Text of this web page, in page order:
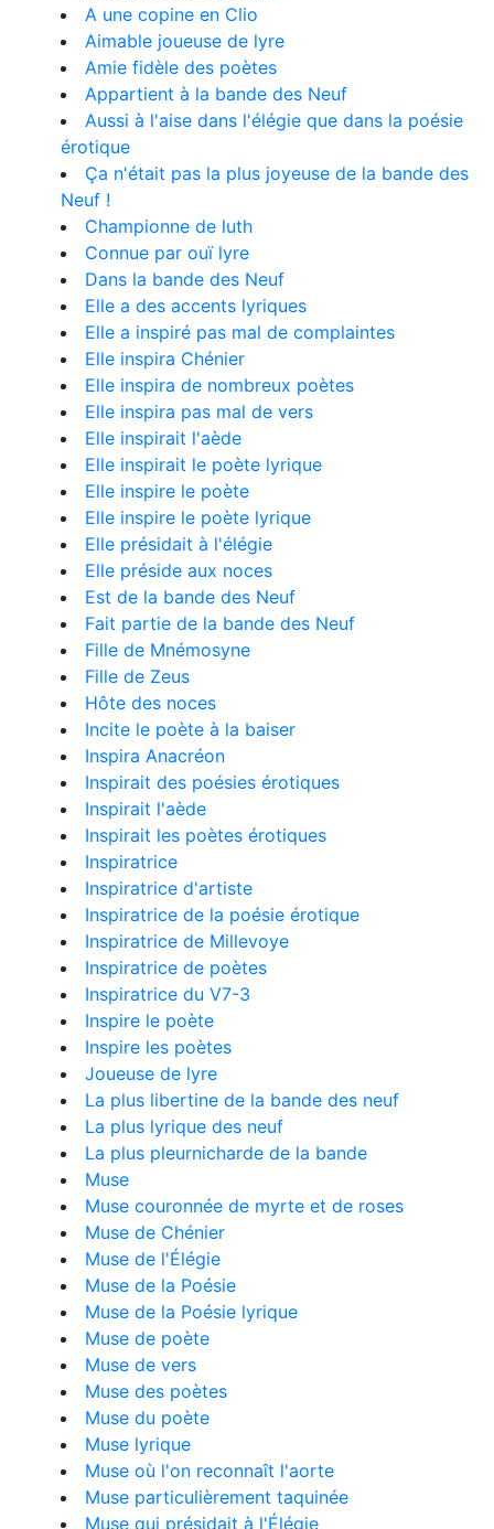
A une copine en Clio
Aimable joueuse de lyre
Amie fidèle des poètes
Appartient à la bande des Neuf
Aussi à l'aise dans l'élégie que dans la poésie
érotique
Ça n'était pas la plus joyeuse de la bande des
Neuf !
Championne de luth
Connue par ouï lyre
Dans la bande des Neuf
Elle a des accents lyriques
Elle a inspiré pas mal de complaintes
Elle inspira Chénier
Elle inspira de nombreux poètes
Elle inspira pas mal de vers
Elle inspirait l'aède
Elle inspirait le poète lyrique
Elle inspire le poète
Elle inspire le poète lyrique
Elle présidait à l'élégie
Elle préside aux noces
Est de la bande des Neuf
Fait partie de la bande des Neuf
Fille de Mnémosyne
Fille de Zeus
Hôte des noces
Incite le poète à la baiser
Inspira Anacréon
Inspirait des poésies érotiques
Inspirait l'aède
Inspirait les poètes érotiques
Inspiratrice
Inspiratrice d'artiste
Inspiratrice de la poésie érotique
Inspiratrice de Millevoye
Inspiratrice de poètes
Inspiratrice du V7-3
Inspire le poète
Inspire les poètes
Joueuse de lyre
La plus libertine de la bande des neuf
La plus lyrique des neuf
La plus pleurnicharde de la bande
Muse
Muse couronnée de myrte et de roses
Muse de Chénier
Muse de l'Élégie
Muse de la Poésie
Muse de la Poésie lyrique
Muse de poète
Muse de vers
Muse des poètes
Muse du poète
Muse lyrique
Muse où l'on reconnaît l'aorte
Muse particulièrement taquinée
Muse qui présidait à l'Élégie